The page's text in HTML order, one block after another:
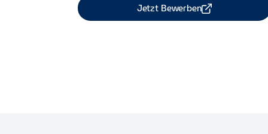
Jetzt Bewerben